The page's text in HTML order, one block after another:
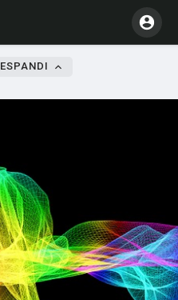
ESPANDI